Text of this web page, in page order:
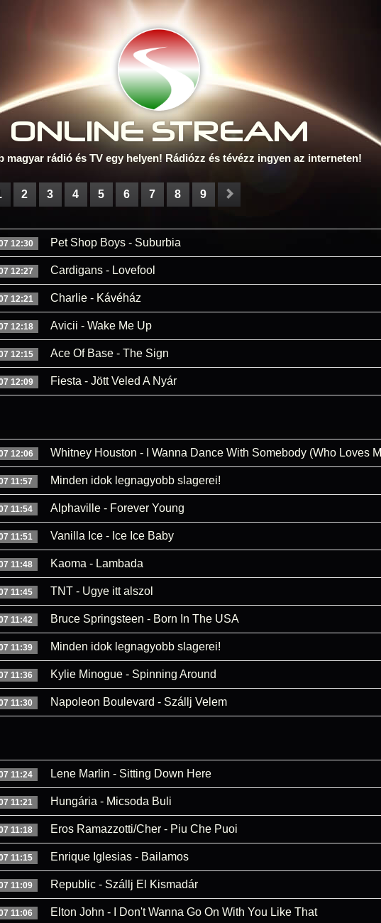
ONLINE STREAM
magyar rádió és TV egy helyen! Rádiózz és tévézz ingyen az interneten!
2 3 4 5 6 7 8 9
12:30 Pet Shop Boys - Suburbia
12:27 Cardigans - Lovefool
12:21 Charlie - Kávéház
12:18 Avicii - Wake Me Up
12:15 Ace Of Base - The Sign
12:09 Fiesta - Jött Veled A Nyár
12:06 Whitney Houston - I Wanna Dance With Somebody (Who Loves M
11:57 Minden idok legnagyobb slagerei!
11:54 Alphaville - Forever Young
11:51 Vanilla Ice - Ice Ice Baby
11:48 Kaoma - Lambada
11:45 TNT - Ugye itt alszol
11:42 Bruce Springsteen - Born In The USA
11:39 Minden idok legnagyobb slagerei!
11:36 Kylie Minogue - Spinning Around
11:30 Napoleon Boulevard - Szállj Velem
11:24 Lene Marlin - Sitting Down Here
11:21 Hungária - Micsoda Buli
11:18 Eros Ramazzotti/Cher - Piu Che Puoi
11:15 Enrique Iglesias - Bailamos
11:09 Republic - Szállj El Kismadár
11:06 Elton John - I Don't Wanna Go On With You Like That